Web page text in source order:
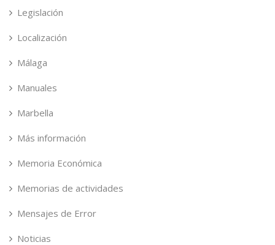
Legislación
Localización
Málaga
Manuales
Marbella
Más información
Memoria Económica
Memorias de actividades
Mensajes de Error
Noticias